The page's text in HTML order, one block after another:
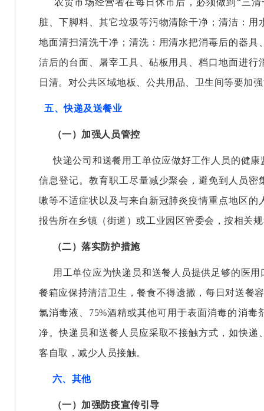
农贸市场经营者在每日休市后，必须做到“三清
脏、下脚料、其它垃圾等污物清除干净；清洁：
地面清扫清洗干净；清洗：用清水把消毒后的器
洁后的台面、屠宰工具、砧板用具、档口地面进
日清。对公共区域地板、公共用品、卫生间等要加
五、快递及送餐业
（一）加强人员管控
快递公司和送餐用工单位应做好工作人员的健康
信息登记。教育职工尽量减少聚会，避免到人员
嗽等不适症状以及与来自新冠肺炎疫情重点地区
报告所在乡镇（街道）或工业园区管委会，按相关
（二）落实防护措施
用工单位应为快递员和送餐人员提供足够的医用
餐箱应保持清洁卫生，餐食不得遗撒，每日对送餐
氯消毒液、75%酒精或其他可用于表面消毒的消毒
净。快递员和送餐人员应采取不接触方式，如快
客自取，减少人员接触。
六、其他
（一）加强防疫宣传引导